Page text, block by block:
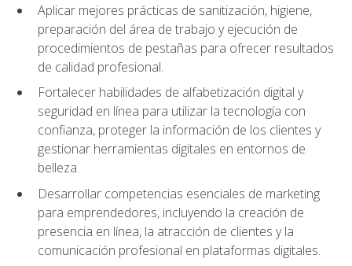
Aplicar mejores prácticas de sanitización, higiene,
preparación del área de trabajo y ejecución de
procedimientos de pestañas para ofrecer resultados
de calidad profesional.
Fortalecer habilidades de alfabetización digital y
seguridad en línea para utilizar la tecnología con
confianza, proteger la información de los clientes y
gestionar herramientas digitales en entornos de
belleza.
Desarrollar competencias esenciales de marketing
para emprendedores, incluyendo la creación de
presencia en línea, la atracción de clientes y la
comunicación profesional en plataformas digitales.